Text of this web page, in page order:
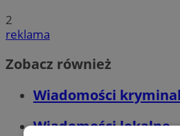
2
reklama
Zobacz również
Wiadomości
Wiadomości lokalne